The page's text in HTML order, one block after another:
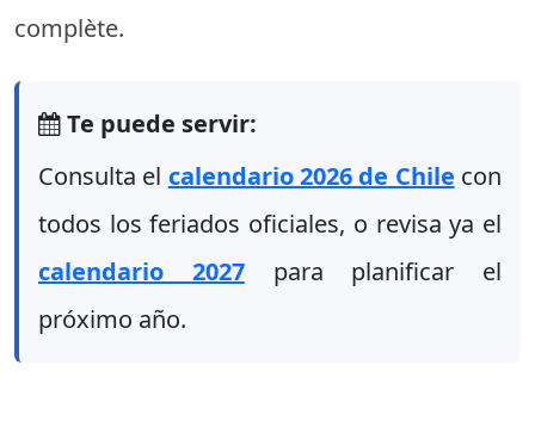
complète.
Te puede servir:
Consulta el calendario 2026 de Chile con
todos los feriados oficiales, o revisa ya el
calendario 2027para planificar el
próximo año.